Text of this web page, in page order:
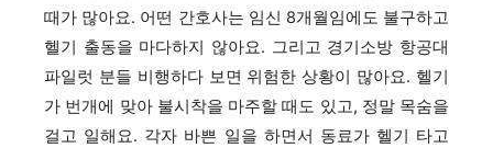
때가 많아요. 어떤 간호사는 임신 8개월임에도 불구하고
헬기 출동을 마다하지 않아요. 그리고 경기소방 항공대
파일럿 분들 비행하다 보면 위험한 상황이 많아요. 헬기
가 번개에 맞아 불시착을 마주할 때도 있고, 정말 목숨을
걸고 일해요. 각자 바쁜 일을 하면서 동료가 헬기 타고